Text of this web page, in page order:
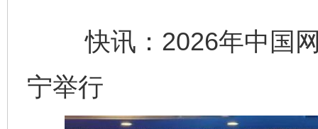
快讯：2026年中国网
宁举行